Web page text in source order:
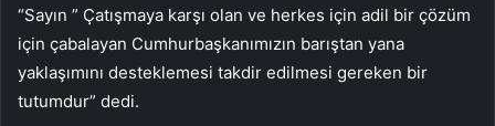
“Sayın ” Çatışmaya karşı olan ve herkes için adil bir çözüm
için çabalayan Cumhurbaşkanımızın barıştan yana
yaklaşımını desteklemesi takdir edilmesi gereken bir
tutumdur” dedi.